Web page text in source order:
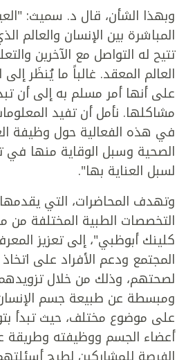
وبهذا الشأن، قال د. سميث:
المباشرة بين الإنسان
تتيح له التواصل مع الآخرين
العالم المعقد. غالباً ما يُنظَر
على أنها أمر مسلم به إلى أن
مشاكلها. نأمل أن تفيد
في هذه الفعالية حول وظيفة
الصحية وسبل الوقاية منها في
لسبل العناية بها".
وتهدف المحاضرات، التي
التخصصات الطبية المختلفة
كلينك أبوظبي"، إلى تعزيز
المجتمع ودعم الأفراد على اتخاذ
لصحتهم، وذلك من خلال
ومبسطة عن طبيعة جسم
على موضوع مختلف، حيث تبدأ
أعضاء الجسم ووظيفته وطريقة